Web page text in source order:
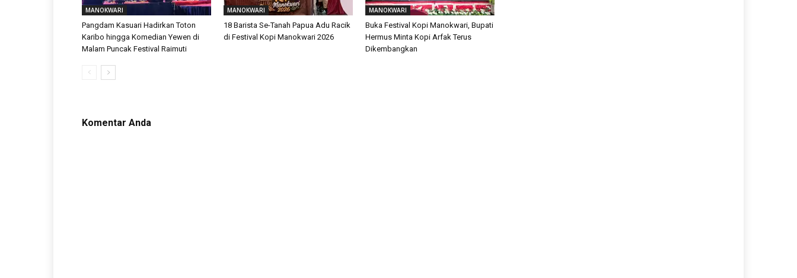
MANOKWARI
Pangdam Kasuari Hadirkan Toton
Karibo hingga Komedian Yewen di
Malam Puncak Festival Raimuti
MANOKWARI
18 Barista Se-Tanah Papua Adu Racik
di Festival Kopi Manokwari 2026
MANOKWARI
Buka Festival Kopi Manokwari, Bupati
Hermus Minta Kopi Arfak Terus
Dikembangkan
Komentar Anda